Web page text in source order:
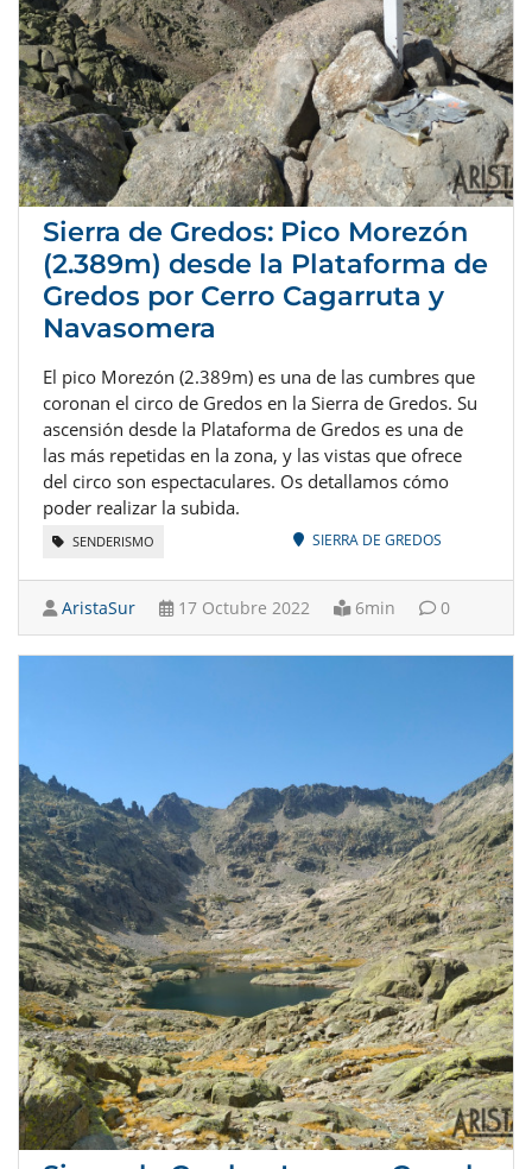
Sierra de Gredos: Pico Morezón
(2.389m) desde la Plataforma de
Gredos por Cerro Cagarruta y
Navasomera
El pico Morezón (2.389m) es una de las cumbres que
coronan el circo de Gredos en la Sierra de Gredos. Su
ascensión desde la Plataforma de Gredos es una de
las más repetidas en la zona, y las vistas que ofrece
del circo son espectaculares. Os detallamos cómo
poder realizar la subida.
SENDERISMO SIERRA DE GREDOS
AristaSur 17 Octubre 2022 6min 0